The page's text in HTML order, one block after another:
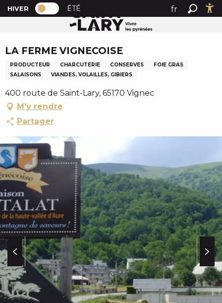
A
l
r
a
u
c
o
n
t
n
u
p
i
n
c
i
l
PAGE D’ACCUEIL ACTUELLE HIVER : PASSER EN MODE
HIVER PAGE D’ACCUEIL ACTUELLE HIVER :
ÉTÉ
fr
Accueil LA FERME VIGNECOISE
LA FERME VIGNECOISE
PRODUCTEUR CHARCUTERIE CONSERVES
FOIE GRAS
SALAISONS
VIANDES, VOLAILLES, GIBIERS
400 route de Saint-Lary, 65170 Vignec
M'y rendre
Partager